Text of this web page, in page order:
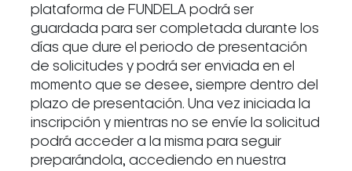
plataforma de FUNDELA podrá ser
guardada para ser completada durante los
días que dure el periodo de presentación
de solicitudes y podrá ser enviada en el
momento que se desee, siempre dentro del
plazo de presentación. Una vez iniciada la
inscripción y mientras no se envíe la solicitud
podrá acceder a la misma para seguir
preparándola, accediendo en nuestra